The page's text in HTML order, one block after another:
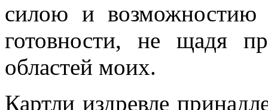
силою и возможностию
готовности, не щадя
областей моих.
Картли издревле